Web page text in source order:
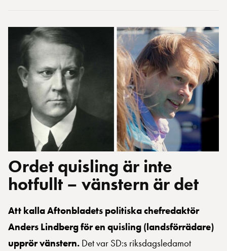
Ordet quisling är inte
hotfullt – vänstern är det
Att kalla Aftonbladets politiska chefredaktör
Anders Lindberg för en quisling (landsförrädare)
upprör vänstern. Det var SD:s riksdagsledamot